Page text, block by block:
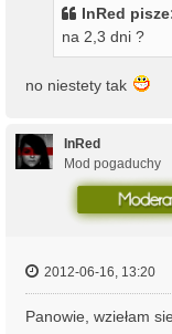
InRed
na 2,3 dni ?
no niestety tak
InRed
Mod pogaduchy
2012-06-16, 13:20
Panowie, wziełam